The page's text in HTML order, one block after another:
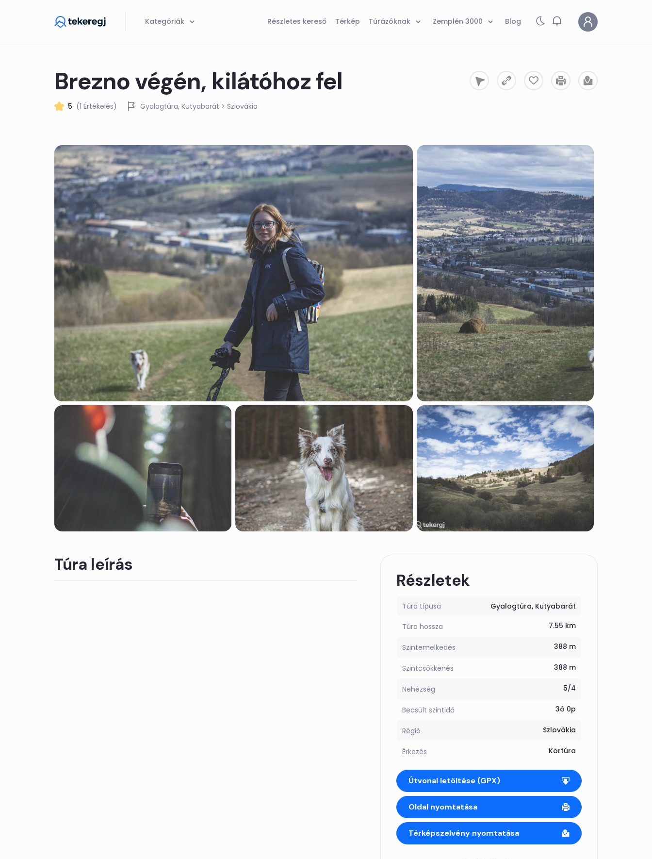
Kategóriák Részletes kereső Térkép Túrázóknak Zemplén 3000 Blog
Brezno végén, kilátóhoz fel
5 (1 Értékelés) Gyalogtúra Kutyabarát > Szlovákia
Részletek
Túra típusa Gyalogtúra Kutyabarát
Túra hossza 7.55 km
Szintemelkedés 388 m
Szintcsökkenés 388 m
Nehézség 5/4
Becsült szintidő 3ó 0p
Régió Szlovákia
Érkezés Körtúra
Útvonal letöltése (GPX)
Oldal nyomtatása
Térképszelvény nyomtatása
Túra leírás